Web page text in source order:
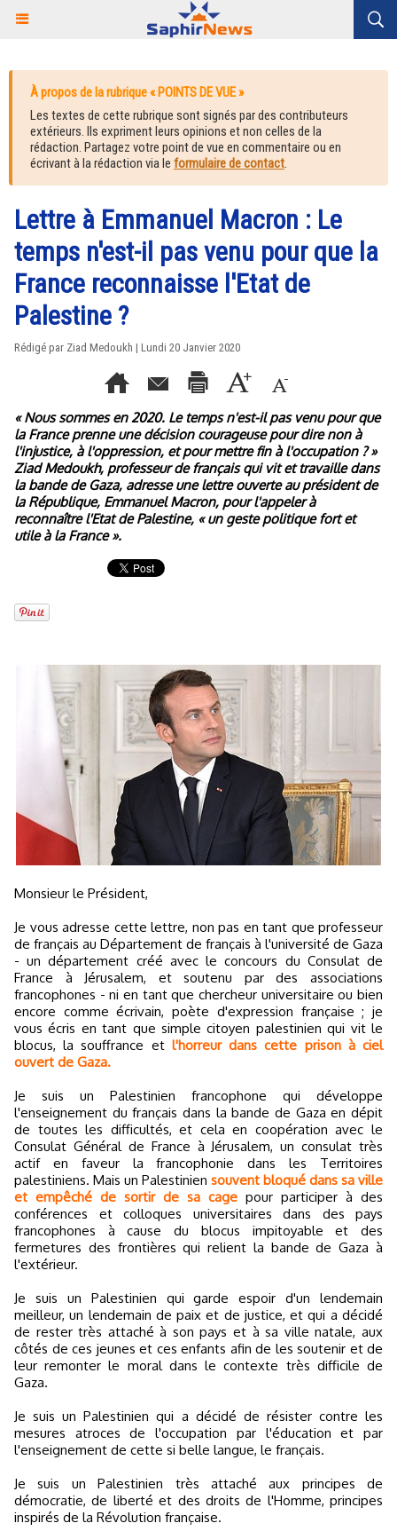
À propos de la rubrique « POINTS DE VUE »
Les textes de cette rubrique sont signés par des contributeurs
extérieurs. Ils expriment leurs opinions et non celles de la
rédaction. Partagez votre point de vue en commentaire ou en
écrivant à la rédaction via le formulaire de contact.
Lettre à Emmanuel Macron : Le
temps n'est-il pas venu pour que la
France reconnaisse l'Etat de
Palestine ?
Rédigé par Ziad Medoukh | Lundi 20 Janvier 2020
« Nous sommes en 2020. Le temps n'est-il pas venu pour que
la France prenne une décision courageuse pour dire non à
l'injustice, à l'oppression, et pour mettre fin à l'occupation ? »
Ziad Medoukh, professeur de français qui vit et travaille dans
la bande de Gaza, adresse une lettre ouverte au président de
la République, Emmanuel Macron, pour l'appeler à
reconnaître l'Etat de Palestine, « un geste politique fort et
utile à la France ».
Monsieur le Président,
Je vous adresse cette lettre, non pas en tant que professeur
de français au Département de français à l'université de Gaza
- un département créé avec le concours du Consulat de
France à Jérusalem, et soutenu par des associations
francophones - ni en tant que chercheur universitaire ou bien
encore comme écrivain, poète d'expression française ; je
vous écris en tant que simple citoyen palestinien qui vit le
blocus, la souffrance et l'horreur dans cette prison à ciel
ouvert de Gaza.
Je suis un Palestinien francophone qui développe
l'enseignement du français dans la bande de Gaza en dépit
de toutes les difficultés, et cela en coopération avec le
Consulat Général de France à Jérusalem, un consulat très
actif en faveur la francophonie dans les Territoires
palestiniens. Mais un Palestinien souvent bloqué dans sa ville
et empêché de sortir de sa cage pour participer à des
conférences et colloques universitaires dans des pays
francophones à cause du blocus impitoyable et des
fermetures des frontières qui relient la bande de Gaza à
l'extérieur.
Je suis un Palestinien qui garde espoir d'un lendemain
meilleur, un lendemain de paix et de justice, et qui a décidé
de rester très attaché à son pays et à sa ville natale, aux
côtés de ces jeunes et ces enfants afin de les soutenir et de
leur remonter le moral dans le contexte très difficile de
Gaza.
Je suis un Palestinien qui a décidé de résister contre les
mesures atroces de l'occupation par l'éducation et par
l'enseignement de cette si belle langue, le français.
Je suis un Palestinien très attaché aux principes de
démocratie, de liberté et des droits de l'Homme, principes
inspirés de la Révolution française.